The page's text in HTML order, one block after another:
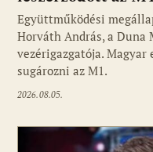
Fotó: media1.hu
Együttműködési
Horváth András, a Duna
vezérigazgatója.
sugározni az M1.
2026.08.05.